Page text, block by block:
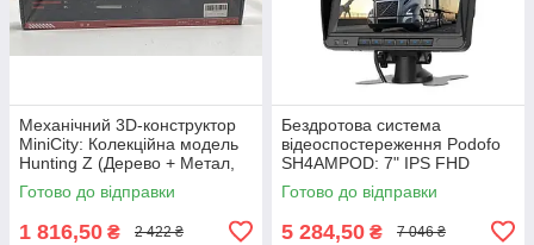
Механічний 3D-конструктор
MiniCity: Колекційна модель
Hunting Z (Дерево + Метал,
251 деталь
Готово до відправки
1 816,50 ₴ 2 422 ₴
Бездротова система
відеоспостереження Podofo
SH4AMPOD: 7" IPS FHD
монітор з DVR та сонячна
камера (10000mAh, IP68) для
Готово до відправки
5 284,50 ₴ 7 046 ₴